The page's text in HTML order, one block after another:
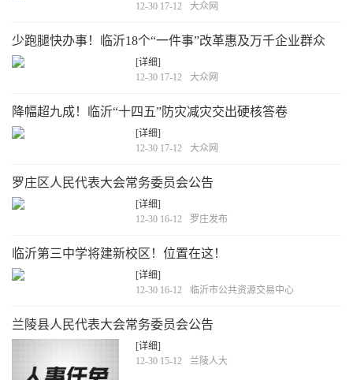
12-30 17-12
大众网
少跑腿快办事！临沂18个“一件事”改革惠及万千企业群众
[详细]
12-30 17-12
大众网
降幅超九成！临沂“十四五”防灾减灾交出硬核答卷
[详细]
12-30 17-12
大众网
罗庄区人民代表大会常务委员会公告
[详细]
12-30 16-12
罗庄发布
临沂第三中学将建新校区！位置在这！
[详细]
12-30 16-12
临沂市公共资源交易中心
兰陵县人民代表大会常务委员会公告
[详细]
12-30 15-12
兰陵人大